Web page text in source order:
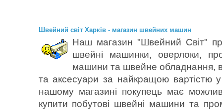
Швейний світ Харків - магазин швейних машин
Наш магазин "Швейний Світ"
швейні машинки, оверлоки,
машини та швейне обладнання,
та аксесуари за найкращою вартістю у
нашому магазині покупець має
купити побутові швейні машини та